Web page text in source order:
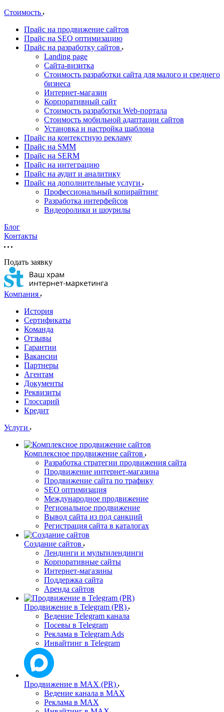
Стоимость
Прайс на продвижение сайтов
Прайс на SEO оптимизацию
Прайс на разработку сайтов
Landing page
Cайта-визитка
Стоимость разработки сайта для малого и среднего
бизнеса
Интернет-магазин
Корпоративный сайт
Стоимость разработки Web-портала
Стоимость мобильной адаптации сайтов
Установка и настройка шаблона
Прайс на контекстную рекламу
Прайс на SMM
Прайс на SERM
Прайс на интеграцию
Прайс на аудит и аналитику
Прайс на дополнительные услуги
Профессиональный копирайтинг
Разработка интерфейсов
Видеоролики и шоурилы
Блог
Контакты
Подать заявку
Компания
История
Сертификаты
Команда
Отзывы
Гарантии
Вакансии
Партнеры
Агентам
Документы
Реквизиты
Глоссарий
Кредит
Услуги
Комплексное продвижение сайтов
Разработка стратегии продвижения сайта
Продвижение интернет-магазина
Продвижение сайта по трафику
SEO оптимизация
Международное продвижение
Региональное продвижение
Вывод сайта из под санкций
Регистрация сайта в каталогах
Создание сайтов
Лендинги и мультилендинги
Корпоративные сайты
Интернет-магазины
Поддержка сайта
Аренда сайтов
Продвижение в Telegram (PR)
Ведение Telegram канала
Посевы в Telegram
Реклама в Telegram Ads
Инвайтинг в Telegram
Продвижение в MAX (PR)
Ведение канала в MAX
Реклама в MAX